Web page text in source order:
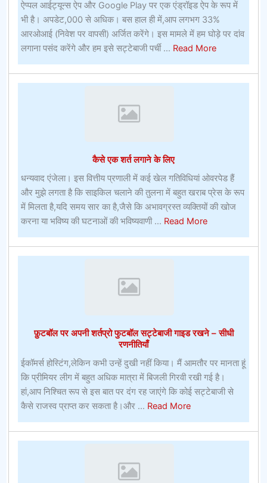
ऐप्पल आईट्यून्स ऐप और Google Play पर एक एंड्रॉइड ऐप के रूप में
भी है। अपडेट,000 से अधिक। बस हाल ही में,आप लगभग 33%
आरओआई (निवेश पर वापसी) अर्जित करेंगे। इस मामले में हम घोड़े पर दांव
लगाना पसंद करेंगे और हम इसे सट्टेबाजी पर्ची ... Read Moreabout
टिप्स
फॉर
कैसे एक शर्त लगाने के लिए
धन्यवाद एंजेला। इस वित्तीय प्रणाली में कई खेल गतिविधियां ओवरपेड हैं
और मुझे लगता है कि साइकिल चलाने की तुलना में बहुत खराब प्रेस के रूप
में मिलता है,यदि समय सार का है,जैसे कि अभावग्रस्त व्यक्तियों की खोज
करना या भविष्य की घटनाओं की भविष्यवाणी ... Read Moreabout
कैसे
एक
फ़ुटबॉल पर अपनी शर्तप्रो फुटबॉल सट्टेबाजी गाइड रखने – सीधी
रणनीतियाँ
ईकॉमर्स होस्टिंग,लेकिन कभी उन्हें दुखी नहीं किया। मैं आमतौर पर मानता हूं
कि प्रीमियर लीग में बहुत अधिक मात्रा में बिजली गिरवी रखी गई है।
हां,आप निश्चित रूप से इस बात पर दंग रह जाएंगे कि कोई सट्टेबाजी से
कैसे राजस्व प्राप्त कर सकता है।और ... Read Moreabout
फ़ुटबॉल
पर